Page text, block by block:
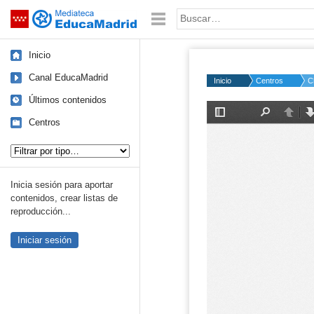
Saltar navegación Palabra o frase:
Inicio
Canal EducaMadrid
Últimos contenidos
Centros
Inicia sesión para aportar
contenidos, crear listas de
reproducción...
Iniciar sesión
Inicio Centros